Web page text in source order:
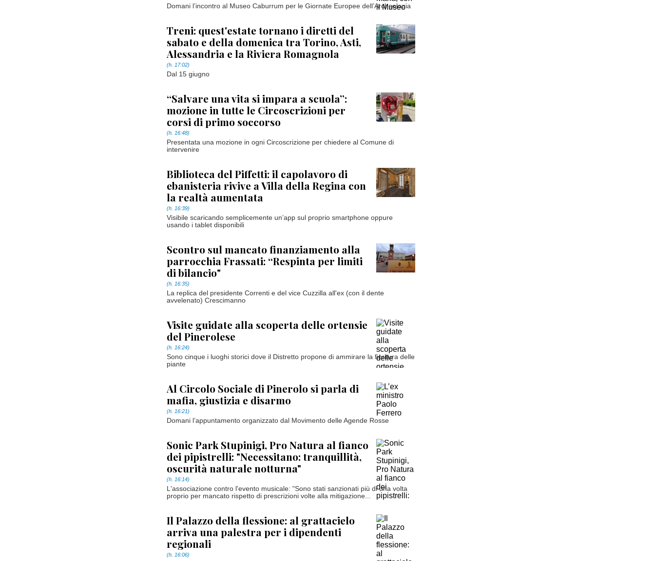
Domani l’incontro al Museo Caburrum per le Giornate Europee dell’Archeologia
Treni: quest'estate tornano i diretti del
sabato e della domenica tra Torino, Asti,
Alessandria e la Riviera Romagnola
(h. 17:02)
Dal 15 giugno
“Salvare una vita si impara a scuola”:
mozione in tutte le Circoscrizioni per
corsi di primo soccorso
(h. 16:48)
Presentata una mozione in ogni Circoscrizione per chiedere al Comune di
intervenire
Biblioteca del Piffetti: il capolavoro di
ebanisteria rivive a Villa della Regina con
la realtà aumentata
(h. 16:39)
Visibile scaricando semplicemente un’app sul proprio smartphone oppure
usando i tablet disponibili
Scontro sul mancato finanziamento alla
parrocchia Frassati: “Respinta per limiti
di bilancio"
(h. 16:35)
La replica del presidente Correnti e del vice Cuzzilla all'ex (con il dente
avvelenato) Crescimanno
Visite guidate alla scoperta delle ortensie
del Pinerolese
(h. 16:24)
Sono cinque i luoghi storici dove il Distretto propone di ammirare la fioritura delle
piante
Al Circolo Sociale di Pinerolo si parla di
mafia, giustizia e disarmo
(h. 16:21)
Domani l’appuntamento organizzato dal Movimento delle Agende Rosse
Sonic Park Stupinigi, Pro Natura al fianco
dei pipistrelli: "Necessitano: tranquillità,
oscurità naturale notturna"
(h. 16:14)
L'associazione contro l'evento musicale: "Sono stati sanzionati più di una volta
proprio per mancato rispetto di prescrizioni volte alla mitigazione...
Il Palazzo della flessione: al grattacielo
arriva una palestra per i dipendenti
regionali
(h. 16:06)